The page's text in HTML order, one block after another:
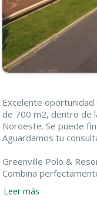
Excelente
de 700 m2, dentro de
Noroeste. Se puede
Aguardamos tu
Greenville Polo &
Combina
un estilo de vida con
Buenos Aires, a 20
Leer más